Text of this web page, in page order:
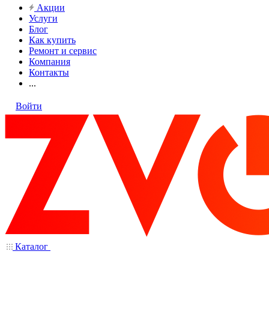
Акции
Услуги
Блог
Как купить
Ремонт и сервис
Компания
Контакты
...
Войти
Каталог